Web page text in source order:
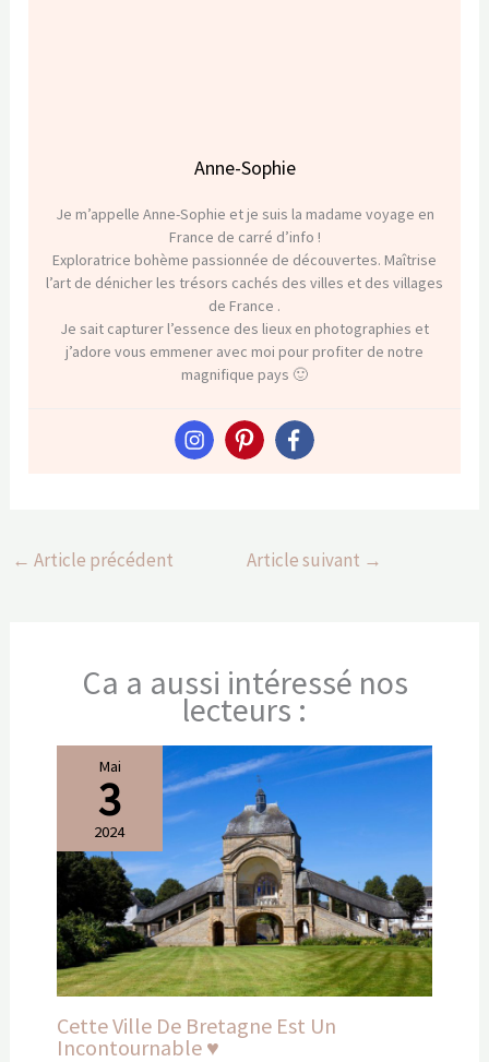
Anne-Sophie
Je m’appelle Anne-Sophie et je suis la madame voyage en
France de carré d’info !
Exploratrice bohème passionnée de découvertes. Maîtrise
l’art de dénicher les trésors cachés des villes et des villages
de France .
Je sait capturer l’essence des lieux en photographies et
j’adore vous emmener avec moi pour profiter de notre
magnifique pays 🙂
← Article précédent Article suivant →
Ca a aussi intéressé nos
lecteurs :
Mai
3
2024
Cette Ville De Bretagne Est Un
Incontournable ♥️